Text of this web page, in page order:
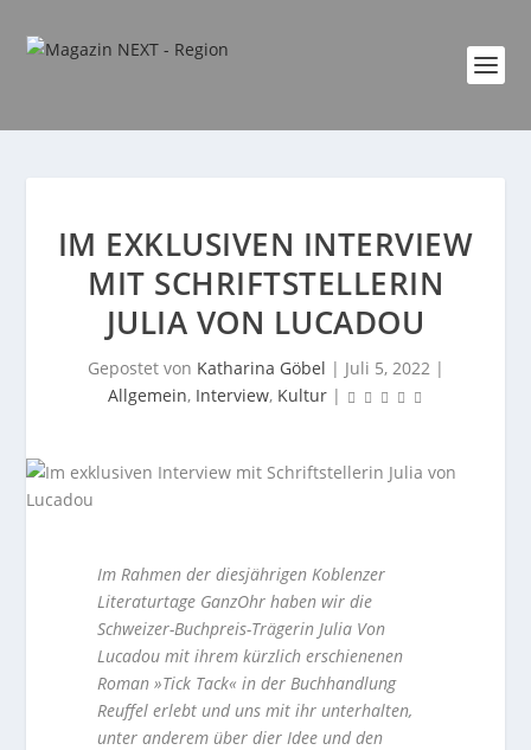
IM EXKLUSIVEN INTERVIEW
MIT SCHRIFTSTELLERIN
JULIA VON LUCADOU
Gepostet von Katharina Göbel | Juli 5, 2022|
Allgemein, Interview, Kultur|
Im Rahmen der diesjährigen Koblenzer
Literaturtage GanzOhr haben wir die
Schweizer-Buchpreis-Trägerin Julia Von
Lucadou mit ihrem kürzlich erschienenen
Roman »Tick Tack« in der Buchhandlung
Reuffel erlebt und uns mit ihr unterhalten,
unter anderem über dier Idee und den